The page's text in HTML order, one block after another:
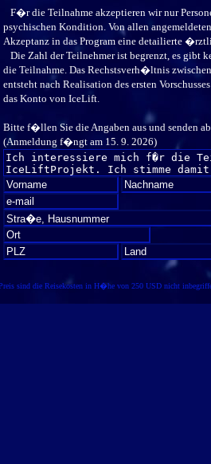
F�r die Teilnahme akzeptieren wir nur
psychischen Kondition. Von allen
Akzeptanz in das Program eine detailierte
Die Zahl der Teilnehmer ist begrenzt, es gibt
die Teilnahme. Das Rechstsverh�ltnis
entsteht nach Realisation des ersten
das Konto von IceLift.
Bitte f�llen Sie die Angaben aus und senden ab
(Anmeldung f�ngt am 15. 9. 2026)
sind die Reisekosten in H�he von 250 USD nicht